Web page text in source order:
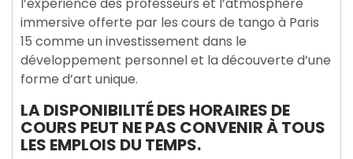
l’expérience des professeurs et l’atmosphère
immersive offerte par les cours de tango à Paris
15 comme un investissement dans le
développement personnel et la découverte d’une
forme d’art unique.
LA DISPONIBILITÉ DES HORAIRES DE
COURS PEUT NE PAS CONVENIR À TOUS
LES EMPLOIS DU TEMPS.